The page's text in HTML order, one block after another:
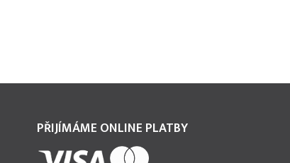
PŘIJÍMÁME ONLINE PLATBY